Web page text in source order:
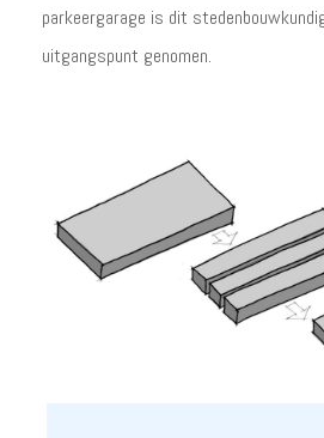
parkeergarage is dit
uitgangspunt genomen.